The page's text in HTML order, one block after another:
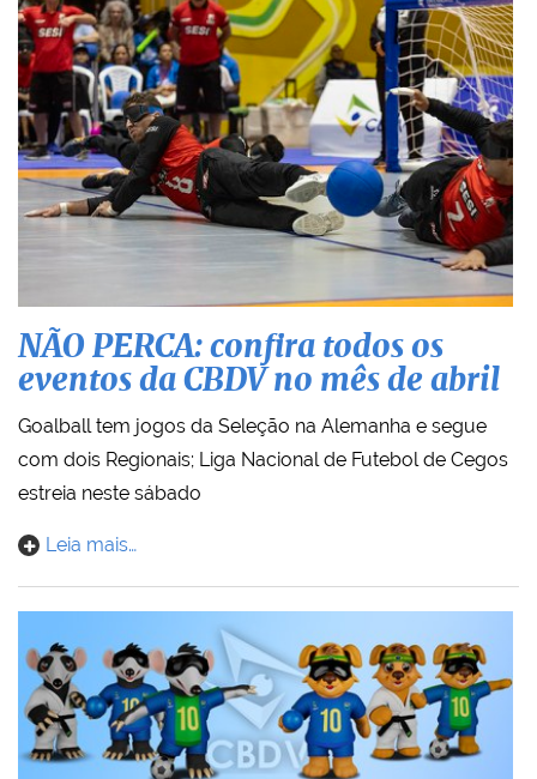
NÃO PERCA: confira todos os
eventos da CBDV no mês de abril
Goalball tem jogos da Seleção na Alemanha e segue
com dois Regionais; Liga Nacional de Futebol de Cegos
estreia neste sábado
Leia mais…